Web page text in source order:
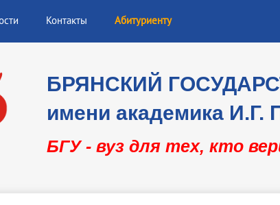
Контакты Абитуриенту
БРЯНСКИЙ
имени академика И.Г.
БГУ - вуз для тех, кто